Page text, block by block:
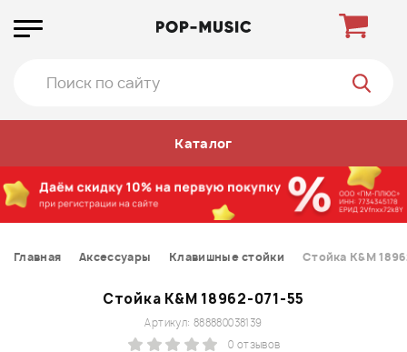
Каталог
Главная Аксессуары Клавишные стойки Стойка K&M
Стойка K&M 18962-071-55
Артикул: 888880038139
0 отзывов